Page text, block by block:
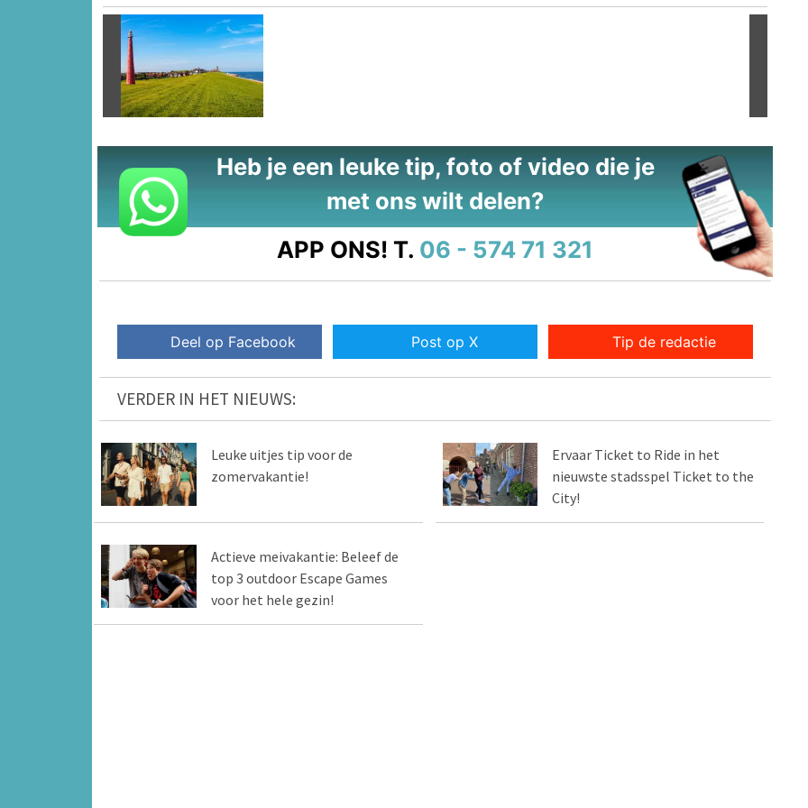
Vorige
Heb je een leuke tip, foto of video die je
met ons wilt delen?
APP ONS! T. 06 - 574 71 321
Deel op Facebook Post op X Tip de redactie
VERDER IN HET NIEUWS:
Leuke uitjes tip voor de
zomervakantie!
Ervaar Ticket to Ride in het
nieuwste stadsspel Ticket to the
City!
Actieve meivakantie: Beleef de
top 3 outdoor Escape Games
voor het hele gezin!